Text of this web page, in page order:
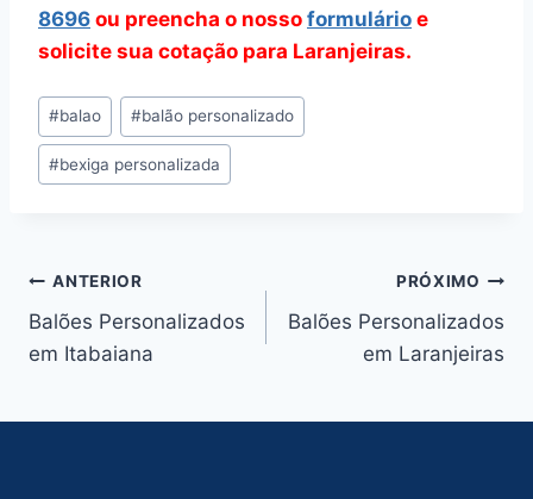
8696 ou preencha o nosso formulário e
solicite sua cotação para Laranjeiras.
Tags
do
Post:
#balao #balão personalizado
#bexiga personalizada
Navegação
de
ANTERIOR
Balões Personalizados
em Itabaiana
PRÓXIMO
Balões Personalizados
em Laranjeiras